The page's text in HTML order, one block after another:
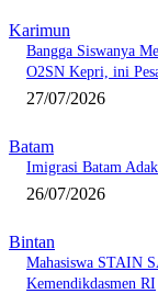
Karimun
Bangga Siswanya
O2SN Kepri, ini
27/07/2026
Batam
Imigrasi Batam
26/07/2026
Bintan
Mahasiswa STAIN
Kemendikdasmen RI